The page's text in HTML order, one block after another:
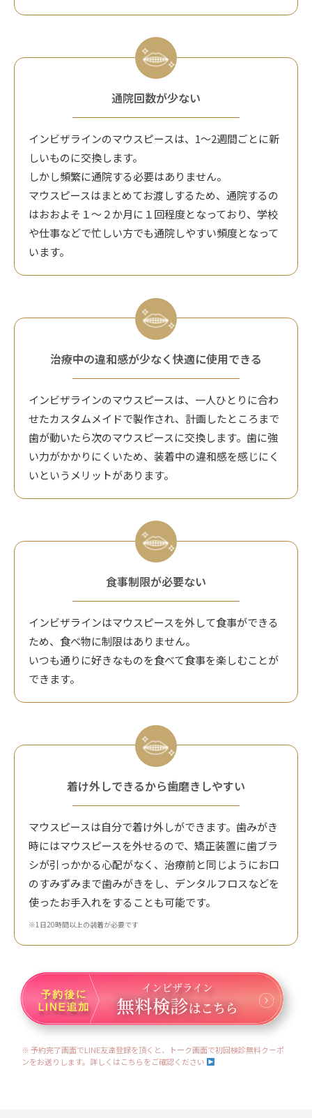
通院回数が少ない
インビザラインのマウスピースは、1～2週間ごとに新
しいものに交換します。
しかし頻繁に通院する必要はありません。
マウスピースはまとめてお渡しするため、通院するの
はおおよそ１～２か月に１回程度となっており、学校
や仕事などで忙しい方でも通院しやすい頻度となって
います。
治療中の違和感が少なく快適に使用できる
インビザラインのマウスピースは、一人ひとりに合わ
せたカスタムメイドで製作され、計画したところまで
歯が動いたら次のマウスピースに交換します。歯に強
い力がかかりにくいため、装着中の違和感を感じにく
いというメリットがあります。
食事制限が必要ない
インビザラインはマウスピースを外して食事ができる
ため、食べ物に制限はありません。
いつも通りに好きなものを食べて食事を楽しむことが
できます。
着け外しできるから歯磨きしやすい
マウスピースは自分で着け外しができます。歯みがき
時にはマウスピースを外せるので、矯正装置に歯ブラ
シが引っかかる心配がなく、治療前と同じようにお口
のすみずみまで歯みがきをし、デンタルフロスなどを
使ったお手入れをすることも可能です。
※1日20時間以上の装着が必要です
※ 予約完了画面でLINE友達登録を頂くと、トーク画面で初回検診無料クーポ
ンをお送りします。詳しくはこちらをご確認ください